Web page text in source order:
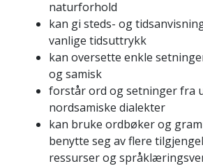
naturforhold
kan gi steds- og
vanlige tidsuttrykk
kan oversette enkle
og samisk
forstår ord og setninger fra
nordsamiske dialekter
kan bruke ordbøker og
benytte seg av flere
ressurser og